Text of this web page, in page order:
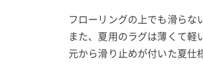
フローリングの上でも滑らな
また、夏用のラグは薄くて軽
元から滑り止めが付いた夏仕